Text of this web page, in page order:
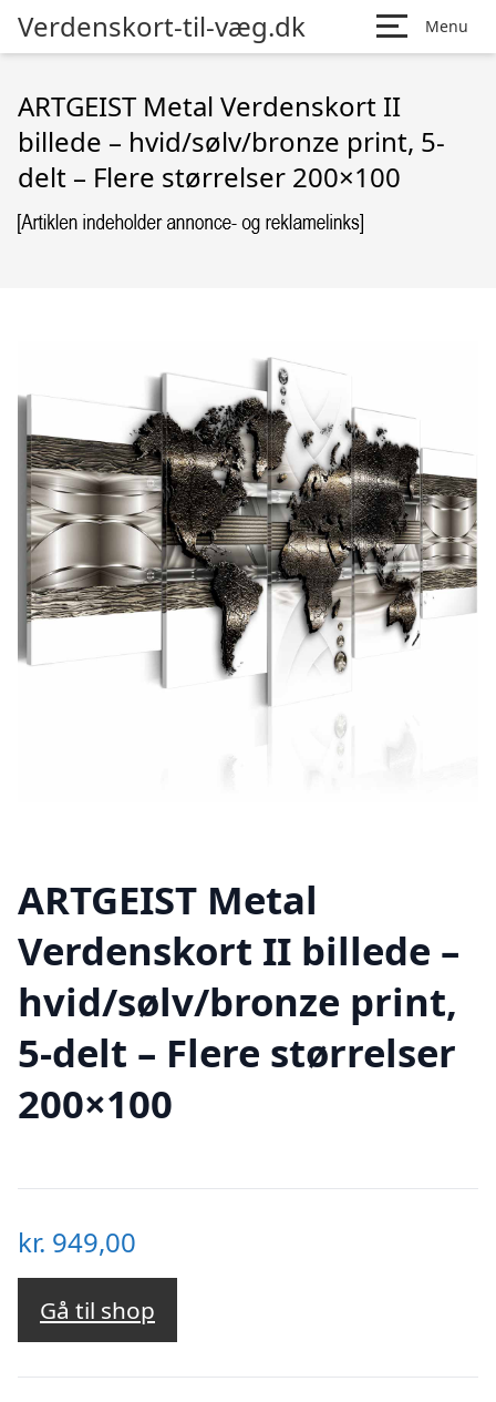
Verdenskort-til-væg.dk Menu
ARTGEIST Metal Verdenskort II
billede – hvid/sølv/bronze print, 5-
delt – Flere størrelser 200×100
ARTGEIST Metal
Verdenskort II billede –
hvid/sølv/bronze print,
5-delt – Flere størrelser
200×100
kr. 949,00
Gå til shop